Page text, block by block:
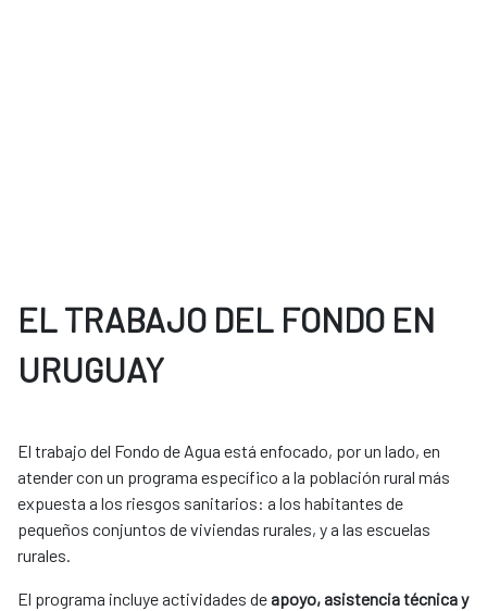
EL TRABAJO DEL FONDO EN
URUGUAY
El trabajo del Fondo de Agua está enfocado, por un lado, en
atender con un programa específico a la población rural más
expuesta a los riesgos sanitarios: a los habitantes de
pequeños conjuntos de viviendas rurales, y a las escuelas
rurales.
El programa incluye actividades deapoyo, asistencia técnica y